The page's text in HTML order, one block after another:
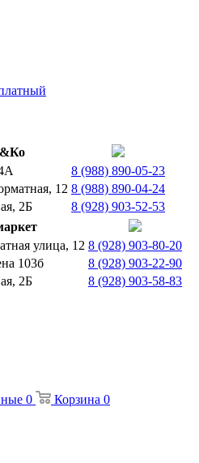
8 (988) 890-05-23
12 8 (988) 890-04-24
2Б
8 (928) 903-52-53
улица, 12 8 (928) 903-80-20
103б
8 (928) 903-22-90
2Б
8 (928) 903-58-83
0 Корзина 0